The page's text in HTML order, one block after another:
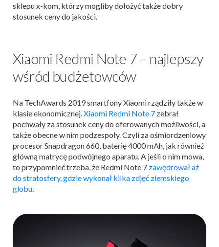
sklepu x-kom, którzy mogliby dołożyć także dobry
stosunek ceny do jakości.
Xiaomi Redmi Note 7 – najlepszy
wśród budżetowców
Na TechAwards 2019 smartfony Xiaomi rządziły także w
klasie ekonomicznej.Xiaomi Redmi Note 7 zebrał
pochwały za stosunek ceny do oferowanych możliwości, a
także obecne w nim podzespoły. Czyli za ośmiordzeniowy
procesor Snapdragon 660, baterię 4000 mAh, jak również
główną matrycę podwójnego aparatu. A jeśli o nim mowa,
to przypomnieć trzeba, że Redmi Note 7 zawędrował aż
do stratosfery, gdzie wykonał kilka zdjęć ziemskiego
globu.